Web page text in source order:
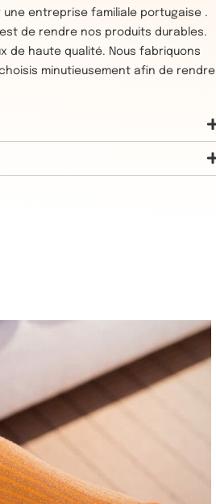
entreprise familiale portugaise .
de rendre nos produits durables.
de haute qualité. Nous fabriquons
minutieusement afin de rendre